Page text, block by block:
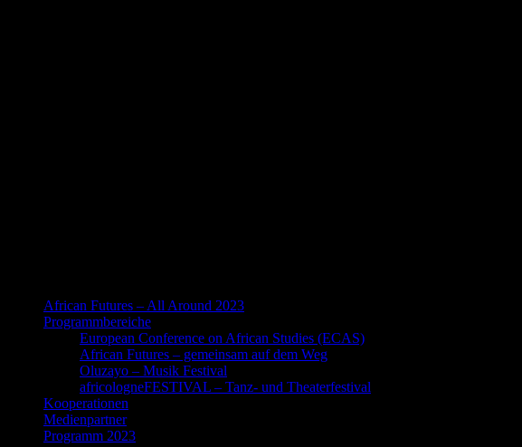
African Futures – All Around 2023
Programmbereiche
European Conference on African Studies (ECAS)
African Futures – gemeinsam auf dem Weg
Oluzayo – Musik Festival
africologneFESTIVAL – Tanz- und Theaterfestival
Kooperationen
Medienpartner
Programm 2023